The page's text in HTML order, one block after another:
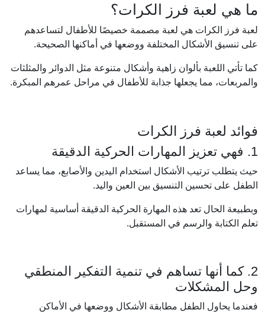
ما هي لعبة فرز الكرات؟
لعبة فرز الكرات هي لعبة مصممة خصيصًا للأطفال لتساعدهم
على تنسيق الأشكال المختلفة ووضعها في أماكنها الصحيحة.
كما تأتي اللعبة بألوان زاهية وأشكال متنوعة مثل الدوائر والمثلثات
والمربعات، مما يجعلها جذابة للأطفال في مراحل عمرهم المبكرة.
فوائد لعبة فرز الكرات
1. فهي تعزيز المهارات الحركية الدقيقة
حيث يتطلب ترتيب الأشكال استخدام اليدين والأصابع، مما يساعد
الطفل على تحسين التنسيق بين العين واليد.
وبطبيعة الحال تعد هذه المهارة الحركية الدقيقة أساسية لمهارات
تعلم الكتابة والرسم في المستقبل.
2. كما أنها تساهم في تنمية التفكير المنطقي
وحل المشكلات
فعندما يحاول الطفل مطابقة الأشكال ووضعها في الأماكن